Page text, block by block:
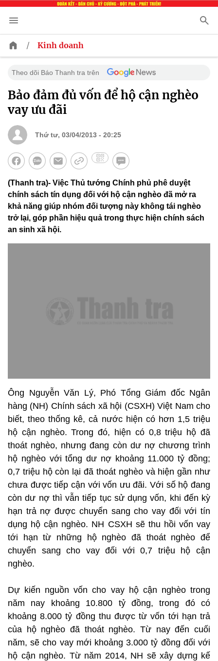
/ Kinh doanh
Theo dõi Báo Thanh tra trên
Bảo đảm đủ vốn để hộ cận nghèo
vay ưu đãi
Thứ tư, 03/04/2013 - 20:25
(Thanh tra)- Việc Thủ tướng Chính phủ phê duyệt
chính sách tín dụng đối với hộ cận nghèo đã mở ra
khả năng giúp nhóm đối tượng này không tái nghèo
trở lại, góp phần hiệu quả trong thực hiện chính sách
an sinh xã hội.
Ông Nguyễn Văn Lý, Phó Tổng Giám đốc Ngân
hàng (NH) Chính sách xã hội (CSXH) Việt Nam cho
biết, theo thống kê, cả nước hiện có hơn 1,5 triệu
hộ cận nghèo. Trong đó, hiện có 0,8 triệu hộ đã
thoát nghèo, nhưng đang còn dư nợ chương trình
hộ nghèo với tổng dư nợ khoảng 11.000 tỷ đồng;
0,7 triệu hộ còn lại đã thoát nghèo và hiện gần như
chưa được tiếp cận với vốn ưu đãi. Với số hộ đang
còn dư nợ thì vẫn tiếp tục sử dụng vốn, khi đến kỳ
hạn trả nợ được chuyển sang cho vay đối với tín
dụng hộ cận nghèo. NH CSXH sẽ thu hồi vốn vay
tới hạn từ những hộ nghèo đã thoát nghèo để
chuyển sang cho vay đối với 0,7 triệu hộ cận
nghèo.
Dự kiến nguồn vốn cho vay hộ cận nghèo trong
năm nay khoảng 10.800 tỷ đồng, trong đó có
khoảng 8.000 tỷ đồng thu được từ vốn tới hạn trả
của hộ nghèo đã thoát nghèo. Từ nay đến cuối
năm, sẽ cho vay mới khoảng 3.000 tỷ đồng đối với
hộ cận nghèo. Từ năm 2014, NH sẽ xây dựng kế